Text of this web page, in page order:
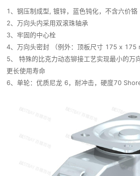
1、钢压制成型, 镀锌，蓝色钝化，不含六价铬
2、万向头内采用双滚珠轴承
3、牢固的中心栓
4、万向头密封 （例外：顶板尺寸 175 x 175
5、 特殊的比克力动态铆接工艺实现最小的万
更长使用寿命
6、单轮：优质尼龙 6，耐冲击，硬度70